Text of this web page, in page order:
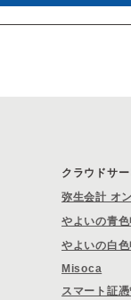
クラウドサ
弥生会計 オ
やよいの青
やよいの白
Misoca
スマート証